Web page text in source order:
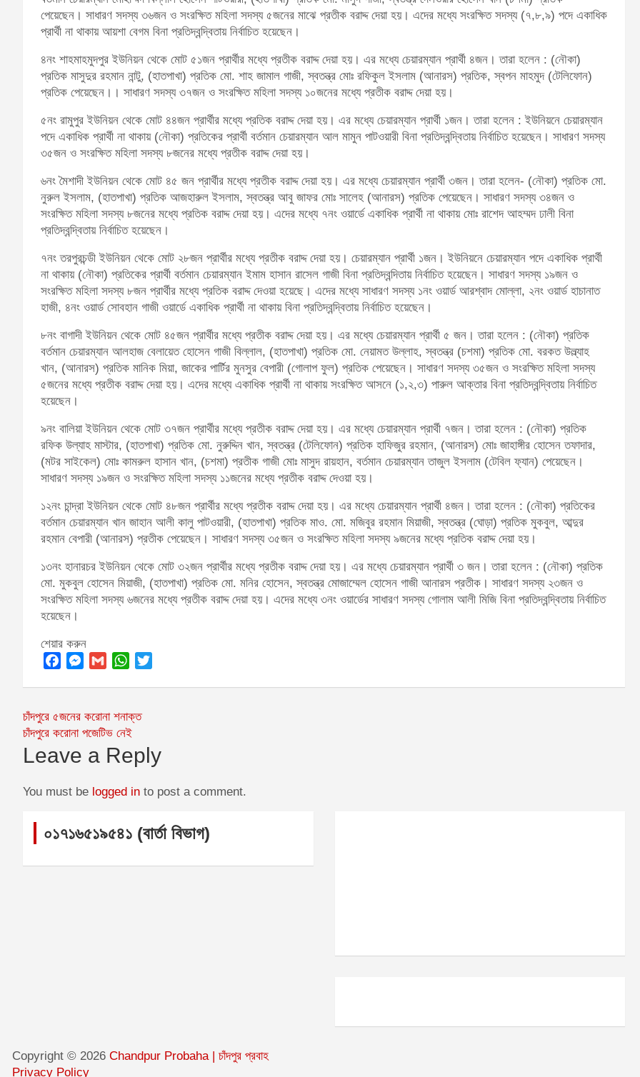
পেয়েছেন। সাধারণ সদস্য ৩৬জন ও সংরক্ষিত মহিলা সদস্য ৫জনের মাঝে প্রতীক বরাদ্দ দেয়া হয়। এদের মধ্যে সংরক্ষিত সদস্য (৭,৮,৯) পদে একাধিক
প্রার্থী না থাকায় আয়শা বেগম বিনা প্রতিদ্বন্দ্বিতায় নির্বাচিত হয়েছেন।
৪নং শাহমাহমুদপুর ইউনিয়ন থেকে মোট ৫১জন প্রার্থীর মধ্যে প্রতীক বরাদ্দ দেয়া হয়। এর মধ্যে চেয়ারম্যান প্রার্থী ৪জন। তারা হলেন : (নৌকা)
প্রতিক মাসুদুর রহমান নান্টু, (হাতপাখা) প্রতিক মো. শাহ জামাল গাজী, স্বতন্ত্র মোঃ রফিকুল ইসলাম (আনারস) প্রতিক, স্বপন মাহমুদ (টেলিফোন)
প্রতিক পেয়েছেন।। সাধারণ সদস্য ৩৭জন ও সংরক্ষিত মহিলা সদস্য ১০জনের মধ্যে প্রতীক বরাদ্দ দেয়া হয়।
৫নং রামুপুর ইউনিয়ন থেকে মোট ৪৪জন প্রার্থীর মধ্যে প্রতিক বরাদ্দ দেয়া হয়। এর মধ্যে চেয়ারম্যান প্রার্থী ১জন। তারা হলেন : ইউনিয়নে চেয়ারম্যান
পদে একাধিক প্রার্থী না থাকায় (নৌকা) প্রতিকের প্রার্থী বর্তমান চেয়ারম্যান আল মামুন পাটওয়ারী বিনা প্রতিদ্বন্দ্বিতায় নির্বাচিত হয়েছেন। সাধারণ সদস্য
৩৫জন ও সংরক্ষিত মহিলা সদস্য ৮জনের মধ্যে প্রতীক বরাদ্দ দেয়া হয়।
৬নং মৈশাদী ইউনিয়ন থেকে মোট ৪৫ জন প্রার্থীর মধ্যে প্রতীক বরাদ্দ দেয়া হয়। এর মধ্যে চেয়ারম্যান প্রার্থী ৩জন। তারা হলেন- (নৌকা) প্রতিক মো.
নুরুল ইসলাম, (হাতপাখা) প্রতিক আজহারুল ইসলাম, স্বতন্ত্র আবু জাফর মোঃ সালেহ (আনারস) প্রতিক পেয়েছেন। সাধারণ সদস্য ৩৪জন ও
সংরক্ষিত মহিলা সদস্য ৮জনের মধ্যে প্রতিক বরাদ্দ দেয়া হয়। এদের মধ্যে ৭নং ওয়ার্ডে একাধিক প্রার্থী না থাকায় মোঃ রাশেদ আহম্মদ ঢালী বিনা
প্রতিদ্বন্দ্বিতায় নির্বাচিত হয়েছেন।
৭নং তরপুরচন্ডী ইউনিয়ন থেকে মোট ২৮জন প্রার্থীর মধ্যে প্রতীক বরাদ্দ দেয়া হয়। চেয়ারম্যান প্রার্থী ১জন। ইউনিয়নে চেয়ারম্যান পদে একাধিক প্রার্থী
না থাকায় (নৌকা) প্রতিকের প্রার্থী বর্তমান চেয়ারম্যান ইমাম হাসান রাসেল গাজী বিনা প্রতিদ্বন্দিতায় নির্বাচিত হয়েছেন। সাধারণ সদস্য ১৯জন ও
সংরক্ষিত মহিলা সদস্য ৮জন প্রার্থীর মধ্যে প্রতিক বরাদ্দ দেওয়া হয়েছে। এদের মধ্যে সাধারণ সদস্য ১নং ওয়ার্ড আরশ্বাদ মোল্লা, ২নং ওয়ার্ড হাচানাত
হাজী, ৪নং ওয়ার্ড সোবহান গাজী ওয়ার্ডে একাধিক প্রার্থী না থাকায় বিনা প্রতিদ্বন্দ্বিতায় নির্বাচিত হয়েছেন।
৮নং বাগাদী ইউনিয়ন থেকে মোট ৪৫জন প্রার্থীর মধ্যে প্রতীক বরাদ্দ দেয়া হয়। এর মধ্যে চেয়ারম্যান প্রার্থী ৫ জন। তারা হলেন : (নৌকা) প্রতিক
বর্তমান চেয়ারম্যান আলহাজ বেলায়েত হোসেন গাজী বিল্লাল, (হাতপাখা) প্রতিক মো. নেয়ামত উল্লাহ, স্বতন্ত্র (চশমা) প্রতিক মো. বরকত উল্ল্যাহ
খান, (আনারস) প্রতিক মানিক মিয়া, জাকের পার্টির মুনসুর বেপারী (গোলাপ ফুল) প্রতিক পেয়েছেন। সাধারণ সদস্য ৩৫জন ও সংরক্ষিত মহিলা সদস্য
৫জনের মধ্যে প্রতীক বরাদ্দ দেয়া হয়। এদের মধ্যে একাধিক প্রার্থী না থাকায় সংরক্ষিত আসনে (১,২,৩) পারুল আক্তার বিনা প্রতিদ্বন্দ্বিতায় নির্বাচিত
হয়েছেন।
৯নং বালিয়া ইউনিয়ন থেকে মোট ৩৭জন প্রার্থীর মধ্যে প্রতীক বরাদ্দ দেয়া হয়। এর মধ্যে চেয়ারম্যান প্রার্থী ৭জন। তারা হলেন : (নৌকা) প্রতিক
রফিক উল্যাহ মাস্টার, (হাতপাখা) প্রতিক মো. নুরুদ্দিন খান, স্বতন্ত্র (টেলিফোন) প্রতিক হাফিজুর রহমান, (আনারস) মোঃ জাহাঙ্গীর হোসেন তফাদার,
(মটর সাইকেল) মোঃ কামরুল হাসান খান, (চশমা) প্রতীক গাজী মোঃ মাসুদ রায়হান, বর্তমান চেয়ারম্যান তাজুল ইসলাম (টেবিল ফ্যান) পেয়েছেন।
সাধারণ সদস্য ১৯জন ও সংরক্ষিত মহিলা সদস্য ১১জনের মধ্যে প্রতীক বরাদ্দ দেওয়া হয়।
১২নং চান্দ্রা ইউনিয়ন থেকে মোট ৪৮জন প্রার্থীর মধ্যে প্রতীক বরাদ্দ দেয়া হয়। এর মধ্যে চেয়ারম্যান প্রার্থী ৪জন। তারা হলেন : (নৌকা) প্রতিকের
বর্তমান চেয়ারম্যান খান জাহান আলী কালু পাটওয়ারী, (হাতপাখা) প্রতিক মাও. মো. মজিবুর রহমান মিয়াজী, স্বতন্ত্র (ঘোড়া) প্রতিক মুকবুল, আব্দুর
রহমান বেপারী (আনারস) প্রতীক পেয়েছেন। সাধারণ সদস্য ৩৫জন ও সংরক্ষিত মহিলা সদস্য ৯জনের মধ্যে প্রতিক বরাদ্দ দেয়া হয়।
১৩নং হানারচর ইউনিয়ন থেকে মোট ৩২জন প্রার্থীর মধ্যে প্রতীক বরাদ্দ দেয়া হয়। এর মধ্যে চেয়ারম্যান প্রার্থী ৩ জন। তারা হলেন : (নৌকা) প্রতিক
মো. মুকবুল হোসেন মিয়াজী, (হাতপাখা) প্রতিক মো. মনির হোসেন, স্বতন্ত্র মোজাম্মেল হোসেন গাজী আনারস প্রতীক। সাধারণ সদস্য ২৩জন ও
সংরক্ষিত মহিলা সদস্য ৬জনের মধ্যে প্রতীক বরাদ্দ দেয়া হয়। এদের মধ্যে ৩নং ওয়ার্ডের সাধারণ সদস্য গোলাম আলী মিজি বিনা প্রতিদ্বন্দ্বিতায় নির্বাচিত
হয়েছেন।
শেয়ার করুন
c
e
o
k
s
s
n
e
a
i
a
t
s
A
p
i
e
Post
navigation
চাঁদপুরে ৫জনের করোনা শনাক্ত
চাঁদপুরে করোনা পজেটিভ নেই
Leave a Reply
You must be logged in to post a comment.
০১৭১৬৫১৯৫৪১ (বার্তা বিভাগ)
Copyright © 2026 Chandpur Probaha | চাঁদপুর প্রবাহ
Privacy Policy